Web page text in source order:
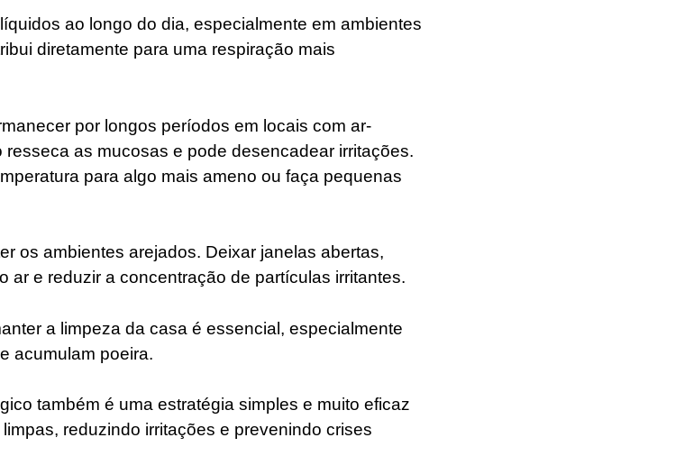
ao longo do dia, especialmente em ambientes
diretamente para uma respiração mais
por longos períodos em locais com ar-
as mucosas e pode desencadear irritações.
para algo mais ameno ou faça pequenas
os ambientes arejados. Deixar janelas abertas,
ar e reduzir a concentração de partículas irritantes.
a limpeza da casa é essencial, especialmente
acumulam poeira.
também é uma estratégia simples e muito eficaz
reduzindo irritações e prevenindo crises